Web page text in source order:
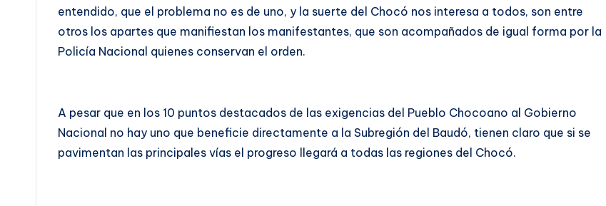
entendido, que el problema no es de uno, y la suerte del Chocó nos interesa a todos, son entre
otros los apartes que manifiestan los manifestantes, que son acompañados de igual forma por la
Policía Nacional quienes conservan el orden.
A pesar que en los 10 puntos destacados de las exigencias del Pueblo Chocoano al Gobierno
Nacional no hay uno que beneficie directamente a la Subregión del Baudó, tienen claro que si se
pavimentan las principales vías el progreso llegará a todas las regiones del Chocó.